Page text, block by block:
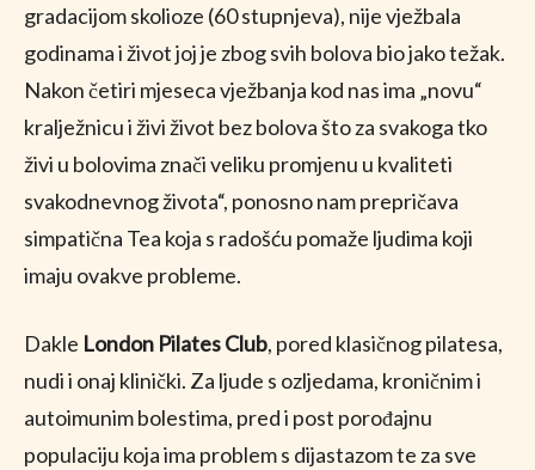
gradacijom skolioze (60 stupnjeva), nije vježbala
godinama i život joj je zbog svih bolova bio jako težak.
Nakon četiri mjeseca vježbanja kod nas ima „novu“
kralježnicu i živi život bez bolova što za svakoga tko
živi u bolovima znači veliku promjenu u kvaliteti
svakodnevnog života“, ponosno nam prepričava
simpatična Tea koja s radošću pomaže ljudima koji
imaju ovakve probleme.
Dakle London Pilates Club, pored klasičnog pilatesa,
nudi i onaj klinički. Za ljude s ozljedama, kroničnim i
autoimunim bolestima, pred i post porođajnu
populaciju koja ima problem s dijastazom te za sve